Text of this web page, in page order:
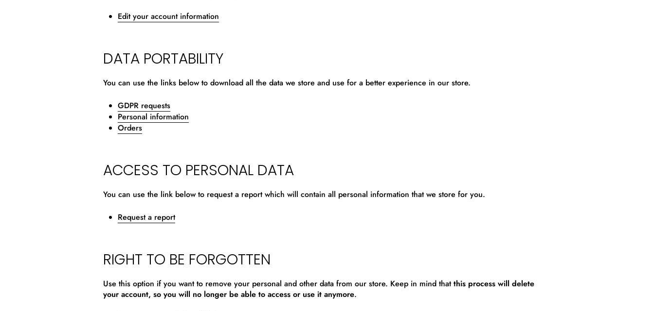
Edit your account information
DATA PORTABILITY
You can use the links below to download all the data we store and use for a better experience in our store.
GDPR requests
Personal information
Orders
ACCESS TO PERSONAL DATA
You can use the link below to request a report which will contain all personal information that we store for you.
Request a report
RIGHT TO BE FORGOTTEN
Use this option if you want to remove your personal and other data from our store. Keep in mind thatthis process will delete
your account, so you will no longer be able to access or use it anymore.